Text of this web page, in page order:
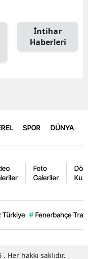
İntihar
Haberleri
SPOR DÜNYA
Foto
Galeriler
Türkiye # Fenerbahçe
Her hakkı saklıdır.